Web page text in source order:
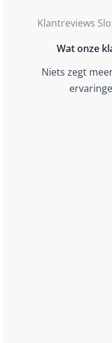
Klantreviews
Wat onze
Niets zegt